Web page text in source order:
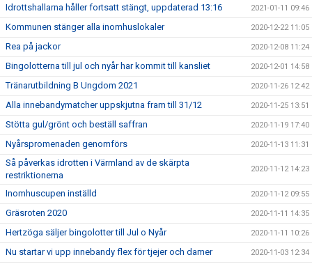
Idrottshallarna håller fortsatt stängt, uppdaterad 13:16 2021-01-11 09:46
Kommunen stänger alla inomhuslokaler 2020-12-22 11:05
Rea på jackor 2020-12-08 11:24
Bingolotterna till jul och nyår har kommit till kansliet 2020-12-01 14:58
Tränarutbildning B Ungdom 2021 2020-11-26 12:42
Alla innebandymatcher uppskjutna fram till 31/12 2020-11-25 13:51
Stötta gul/grönt och beställ saffran 2020-11-19 17:40
Nyårspromenaden genomförs 2020-11-13 11:31
Så påverkas idrotten i Värmland av de skärpta
restriktionerna
2020-11-12 14:23
Inomhuscupen inställd 2020-11-12 09:55
Gräsroten 2020 2020-11-11 14:35
Hertzöga säljer bingolotter till Jul o Nyår 2020-11-11 10:26
Nu startar vi upp innebandy flex för tjejer och damer 2020-11-03 12:34